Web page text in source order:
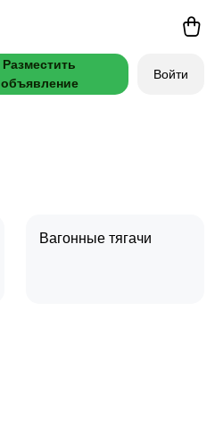
Разместить
объявление
Войти
Вагонные тягачи